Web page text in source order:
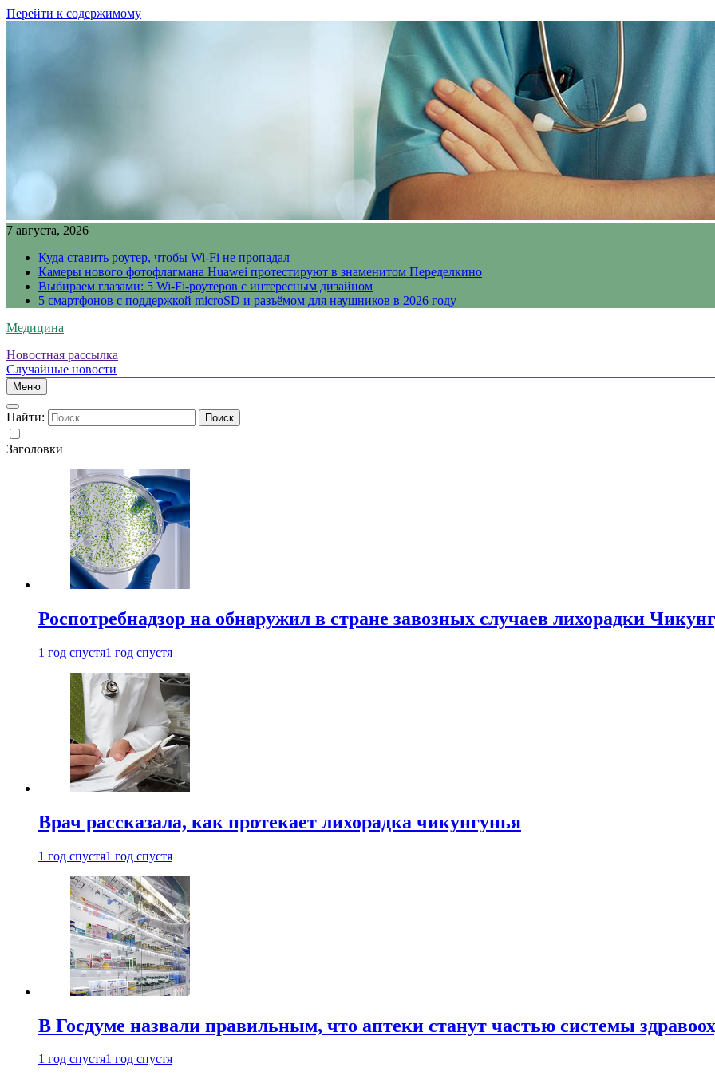
Перейти к содержимому
7 августа, 2026
Куда ставить роутер, чтобы Wi-Fi не пропадал
Камеры нового фотофлагмана Huawei протестируют в знаменитом Переделкино
Выбираем глазами: 5 Wi-Fi-роутеров с интересным дизайном
5 смартфонов с поддержкой microSD и разъёмом для наушников в 2026 году
Медицина
Новостная рассылка
Случайные новости
Меню
Найти:
Заголовки
Роспотребнадзор на обнаружил в стране завозных случаев лихорадки
1 год спустя1 год спустя
Врач рассказала, как протекает лихорадка чикунгунья
1 год спустя1 год спустя
В Госдуме назвали правильным, что аптеки станут частью системы
1 год спустя1 год спустя